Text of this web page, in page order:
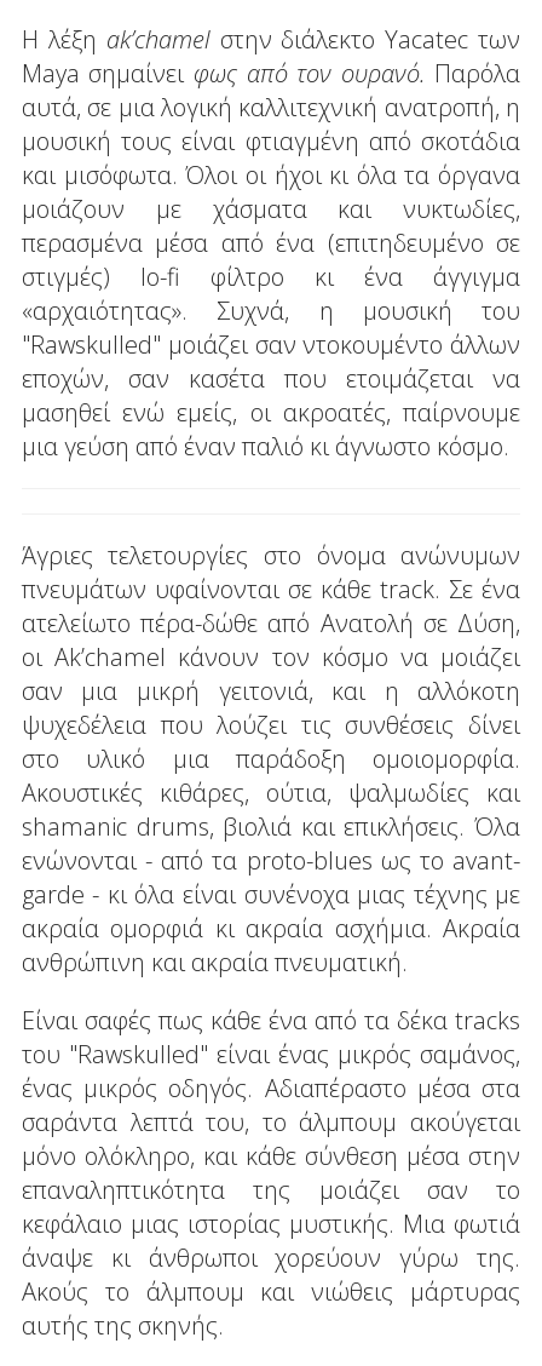
Η λέξη ak’chamel στην διάλεκτο Yacatec των
Maya σημαίνει φως από τον ουρανό. Παρόλα
αυτά, σε μια λογική καλλιτεχνική ανατροπή, η
μουσική τους είναι φτιαγμένη από σκοτάδια
και μισόφωτα. Όλοι οι ήχοι κι όλα τα όργανα
μοιάζουν με χάσματα και νυκτωδίες,
περασμένα μέσα από ένα (επιτηδευμένο σε
στιγμές) lo-fi φίλτρο κι ένα άγγιγμα
«αρχαιότητας». Συχνά, η μουσική του
"Rawskulled" μοιάζει σαν ντοκουμέντο άλλων
εποχών, σαν κασέτα που ετοιμάζεται να
μασηθεί ενώ εμείς, οι ακροατές, παίρνουμε
μια γεύση από έναν παλιό κι άγνωστο κόσμο.
Άγριες τελετουργίες στο όνομα ανώνυμων
πνευμάτων υφαίνονται σε κάθε track. Σε ένα
ατελείωτο πέρα-δώθε από Ανατολή σε Δύση,
οι Ak’chamel κάνουν τον κόσμο να μοιάζει
σαν μια μικρή γειτονιά, και η αλλόκοτη
ψυχεδέλεια που λούζει τις συνθέσεις δίνει
στο υλικό μια παράδοξη ομοιομορφία.
Ακουστικές κιθάρες, ούτια, ψαλμωδίες και
shamanic drums, βιολιά και επικλήσεις. Όλα
ενώνονται - από τα proto-blues ως το avant-
garde - κι όλα είναι συνένοχα μιας τέχνης με
ακραία ομορφιά κι ακραία ασχήμια. Ακραία
ανθρώπινη και ακραία πνευματική.
Είναι σαφές πως κάθε ένα από τα δέκα tracks
του "Rawskulled" είναι ένας μικρός σαμάνος,
ένας μικρός οδηγός. Αδιαπέραστο μέσα στα
σαράντα λεπτά του, το άλμπουμ ακούγεται
μόνο ολόκληρο, και κάθε σύνθεση μέσα στην
επαναληπτικότητα της μοιάζει σαν το
κεφάλαιο μιας ιστορίας μυστικής. Μια φωτιά
άναψε κι άνθρωποι χορεύουν γύρω της.
Ακούς το άλμπουμ και νιώθεις μάρτυρας
αυτής της σκηνής.